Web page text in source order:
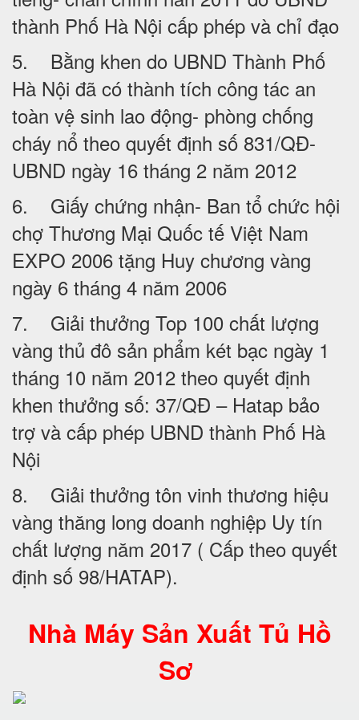
thành Phố Hà Nội cấp phép và chỉ đạo
5. Bằng khen do UBND Thành Phố
Hà Nội đã có thành tích công tác an
toàn vệ sinh lao động- phòng chống
cháy nổ theo quyết định số 831/QĐ-
UBND ngày 16 tháng 2 năm 2012
6. Giấy chứng nhận- Ban tổ chức hội
chợ Thương Mại Quốc tế Việt Nam
EXPO 2006 tặng Huy chương vàng
ngày 6 tháng 4 năm 2006
7. Giải thưởng Top 100 chất lượng
vàng thủ đô sản phẩm két bạc ngày 1
tháng 10 năm 2012 theo quyết định
khen thưởng số: 37/QĐ – Hatap bảo
trợ và cấp phép UBND thành Phố Hà
Nội
8. Giải thưởng tôn vinh thương hiệu
vàng thăng long doanh nghiệp Uy tín
chất lượng năm 2017 ( Cấp theo quyết
định số 98/HATAP).
Nhà Máy Sản Xuất Tủ Hồ
Sơ